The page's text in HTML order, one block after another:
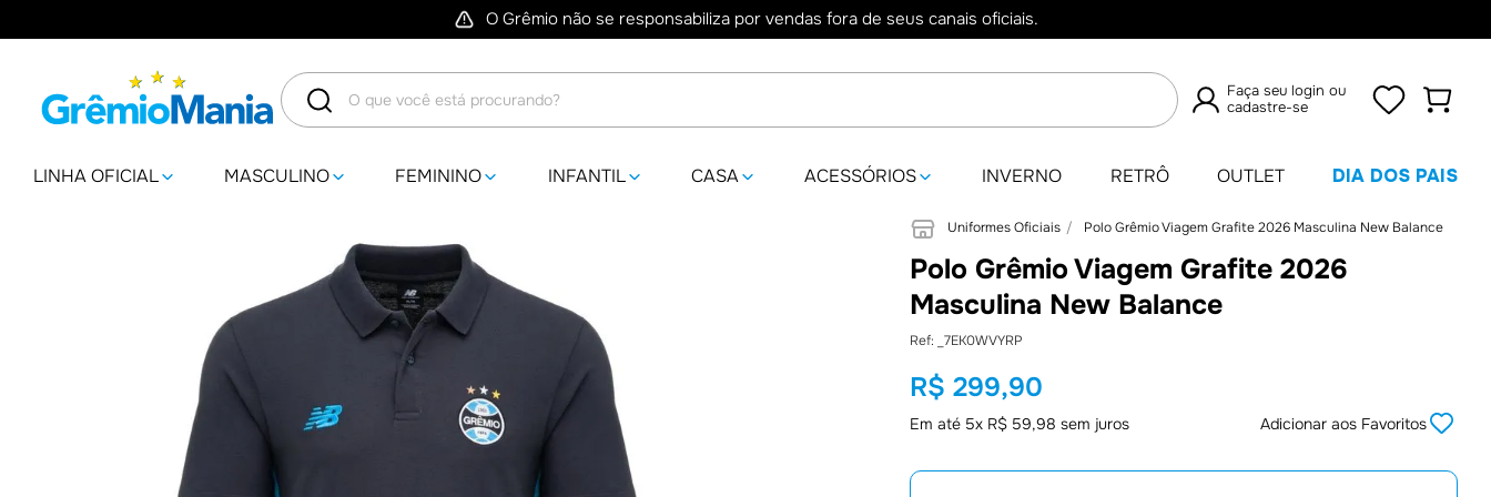
O Grêmio não se responsabiliza por vendas fora de seus canais oficiais.
O que você está procurando?
Faça seu login ou
cadastre-se
LINHA OFICIAL MASCULINO FEMININO INFANTIL CASA ACESSÓRIOS INVERNO RETRÔ OUTLET DIA DOS PAIS
Uniformes Oficiais Polo Grêmio Viagem Grafite 2026 Masculina New Balance
Polo Grêmio Viagem Grafite 2026
Masculina New Balance
: _7EK0WVYRP
R$ 299,90
Em até 5x R$ 59,98 sem juros Adicionar aos Favoritos
TERMOS
BUSCADOS
Camisas